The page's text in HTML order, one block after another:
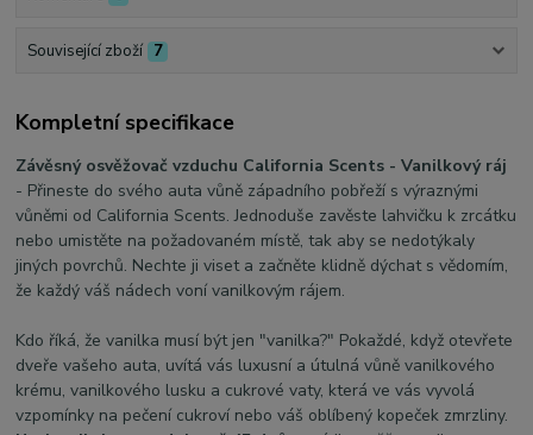
Související zboží 7
Kompletní specifikace
Závěsný osvěžovač vzduchu California Scents - Vanilkový ráj
- Přineste do svého auta vůně západního pobřeží s výraznými
vůněmi od California Scents. Jednoduše zavěste lahvičku k zrcátku
nebo umistěte na požadovaném místě, tak aby se nedotýkaly
jiných povrchů. Nechte ji viset a začněte klidně dýchat s vědomím,
že každý váš nádech voní vanilkovým rájem.
Kdo říká, že vanilka musí být jen "vanilka?" Pokaždé, když otevřete
dveře vašeho auta, uvítá vás luxusní a útulná vůně vanilkového
krému, vanilkového lusku a cukrové vaty, která ve vás vyvolá
vzpomínky na pečení cukroví nebo váš oblíbený kopeček zmrzliny.